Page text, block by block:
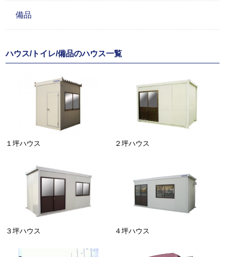
備品
ハウス/トイレ/備品のハウス一覧
１坪ハウス ２坪ハウス
３坪ハウス ４坪ハウス